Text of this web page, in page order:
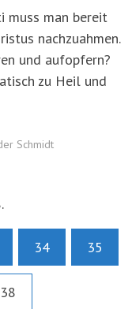
muss man bereit
nachzuahmen.
und aufopfern?
zu Heil und
Schmidt
34 35
38